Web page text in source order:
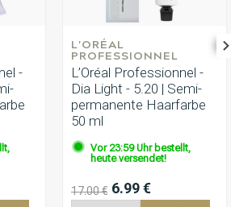
-
L'ORÉAL
PROFESSIONNEL
L’Oréal Professionnel -
Dia Light - 5.20 | Semi-
permanente Haarfarbe
50 ml
Vor 23:59 Uhr bestellt,
heute versendet!
17.00 € 6.99 €